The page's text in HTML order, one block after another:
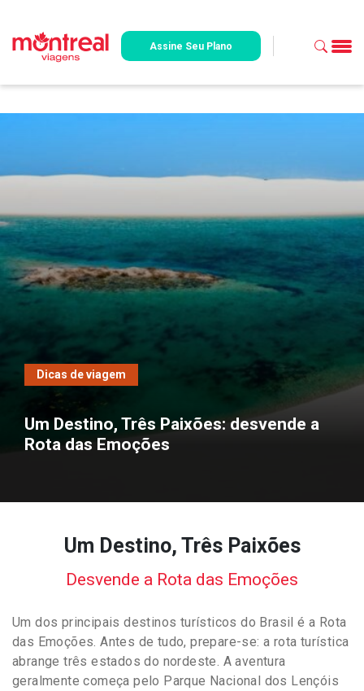
Assine Seu Plano
Dicas de viagem
Um Destino, Três Paixões: desvende a
Rota das Emoções
Um Destino, Três Paixões
Desvende a Rota das Emoções
Um dos principais destinos turísticos do Brasil é a Rota
das Emoções. Antes de tudo, prepare-se: a rota turística
abrange três estados do nordeste. A aventura
geralmente começa pelo Parque Nacional dos Lençóis